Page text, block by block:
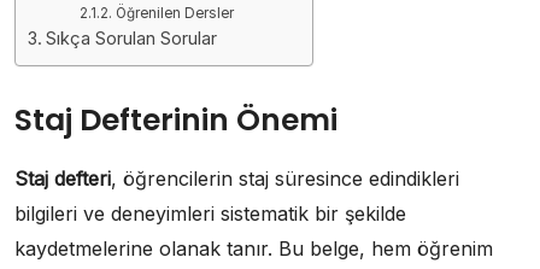
Öğrenilen Dersler
Sıkça Sorulan Sorular
Staj Defterinin Önemi
Staj defteri, öğrencilerin staj süresince edindikleri
bilgileri ve deneyimleri sistematik bir şekilde
kaydetmelerine olanak tanır. Bu belge, hem öğrenim